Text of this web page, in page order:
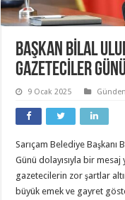
BAŞKAN BİLAL
GAZETECİLER
9 Ocak 2025
Sarıçam Belediye Başkanı
Günü dolayısıyla bir mesaj
gazetecilerin zor şartlar
büyük emek ve gayret